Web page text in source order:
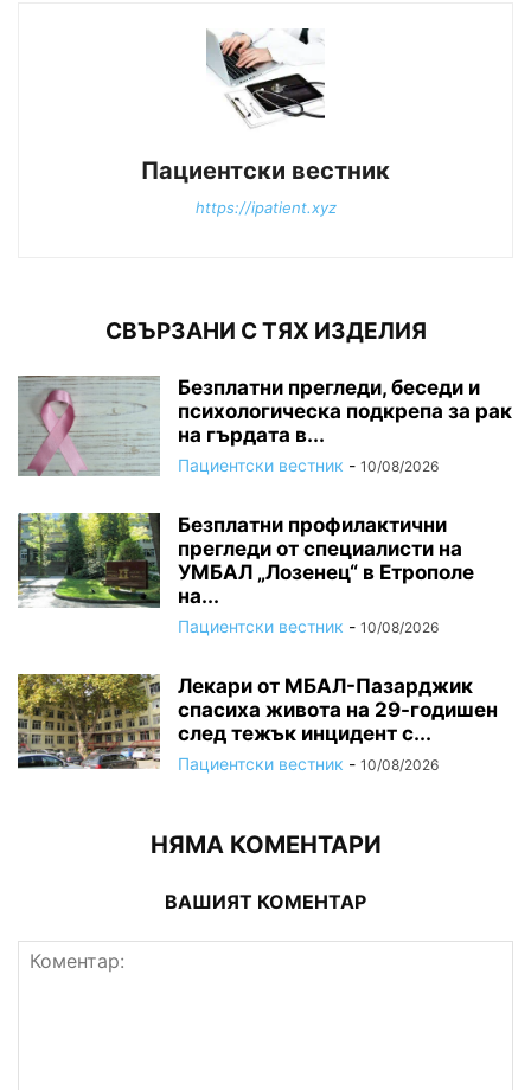
Пациентски вестник
https://ipatient.xyz
СВЪРЗАНИ С ТЯХ ИЗДЕЛИЯ
Безплатни прегледи, беседи и
психологическа подкрепа за рак
на гърдата в...
Пациентски вестник - 10/08/2026
Безплатни профилактични
прегледи от специалисти на
УМБАЛ „Лозенец“ в Етрополе
на...
Пациентски вестник - 10/08/2026
Лекари от МБАЛ-Пазарджик
спасиха живота на 29-годишен
след тежък инцидент с...
Пациентски вестник - 10/08/2026
НЯМА КОМЕНТАРИ
ВАШИЯТ КОМЕНТАР